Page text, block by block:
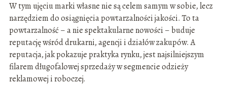
W tym ujęciu marki własne nie są celem samym w sobie, lecz
narzędziem do osiągnięcia powtarzalności jakości. To ta
powtarzalność – a nie spektakularne nowości – buduje
reputację wśród drukarni, agencji i działów zakupów. A
reputacja, jak pokazuje praktyka rynku, jest najsilniejszym
filarem długofalowej sprzedaży w segmencie odzieży
reklamowej i roboczej.